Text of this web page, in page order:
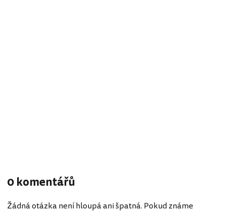
0 komentářů
Žádná otázka není hloupá ani špatná. Pokud známe